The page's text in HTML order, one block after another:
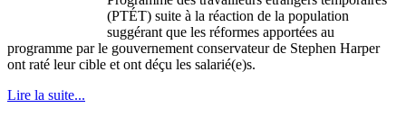
(PTÉT) suite à la réaction de la population
suggérant que les réformes apportées au
programme par le gouvernement conservateur de Stephen Harper
ont raté leur cible et ont déçu les salarié(e)s.
Lire la suite...